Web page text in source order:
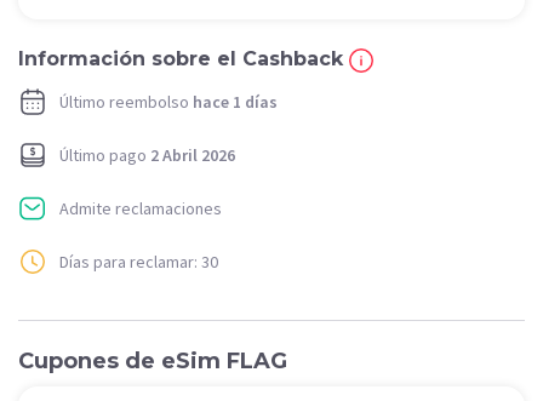
Información sobre el Cashback
Último reembolso hace 1 días
Último pago 2 Abril 2026
Admite reclamaciones
Días para reclamar: 30
Cupones de eSim FLAG